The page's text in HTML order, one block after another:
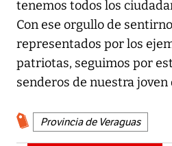
tenemos todos los
Con ese orgullo de
representados por los
patriotas, seguimos por
senderos de nuestra joven
Provincia de Veraguas